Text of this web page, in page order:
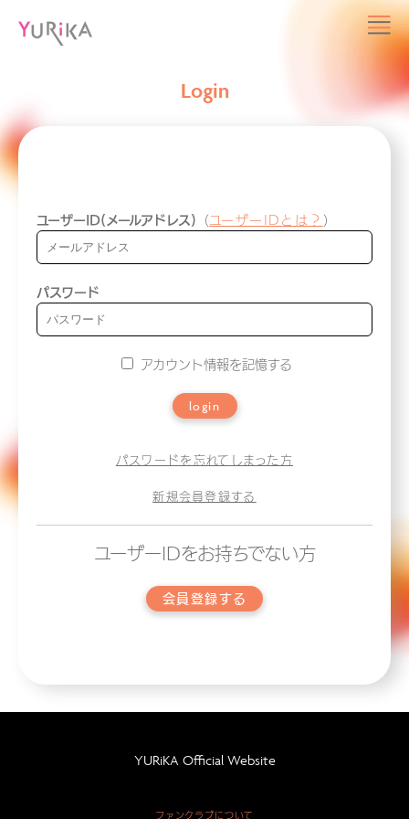
Login
ユーザーID(メールアドレス) （ ユーザーIDとは？ ）
パスワード
アカウント情報を記憶する
login
パスワードを忘れてしまった方
新規会員登録する
ユーザーIDをお持ちでない方
会員登録する
YURiKA Official Website
ファンクラブについて